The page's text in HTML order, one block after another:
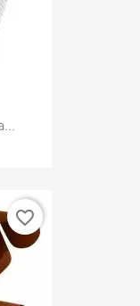
favorite_border